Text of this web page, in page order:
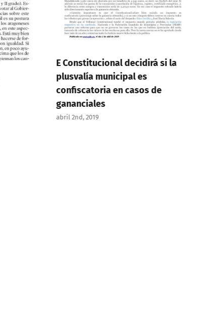
E Constitucional decidirá si la
plusvalía municipal es
confiscatoria en casos de
gananciales
abril 2nd, 2019